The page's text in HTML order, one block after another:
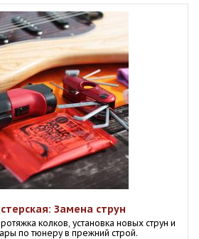
Замена струн
колков, установка новых струн и
по тюнеру в прежний строй.